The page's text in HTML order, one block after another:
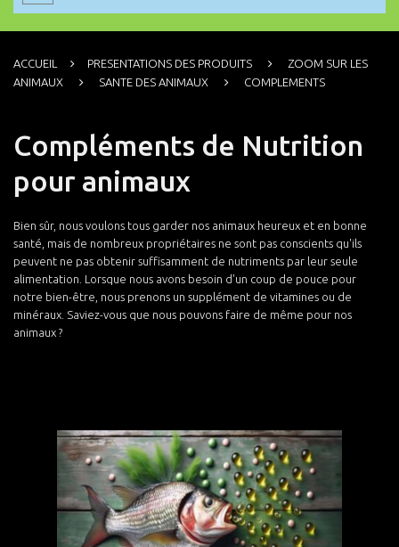
ACCUEIL PRESENTATIONS DES PRODUITS
ZOOM SUR LES
ANIMAUX
SANTE DES ANIMAUX COMPLEMENTS
Compléments de Nutrition
pour animaux
Bien sûr, nous voulons tous garder nos animaux heureux et en bonne
santé, mais de nombreux propriétaires ne sont pas conscients qu'ils
peuvent ne pas obtenir suffisamment de nutriments par leur seule
alimentation. Lorsque nous avons besoin d'un coup de pouce pour
notre bien-être, nous prenons un supplément de vitamines ou de
minéraux. Saviez-vous que nous pouvons faire de même pour nos
animaux ?